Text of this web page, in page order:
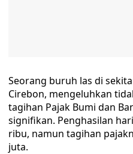
Seorang buruh las di
Cirebon, mengeluhkan
tagihan Pajak Bumi dan
signifikan. Penghasilan
ribu, namun tagihan
juta.